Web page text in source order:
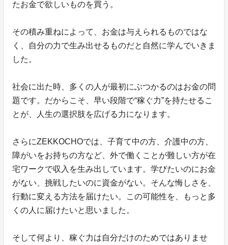
たお金で欲しいものを買う。
その積み重ねによって、お金は与えられるものではな
く、自分の力で生み出せるものだと自然に学んでいきま
した。
社会に出た時、多くの人が最初にぶつかるのはお金の問
題です。だからこそ、早い段階で“稼ぐ力”を持たせるこ
とが、人生の選択肢を広げる力になります。
さらにZEKKOCHOでは、子育て中の方、介護中の方、
障がいをお持ちの方など、外で働くことが難しい方が在
宅ワークで収入を生み出しています。学びたいのにお金
がない、挑戦したいのに資金がない。そんな悔しさを、
行動に変える方法を届けたい。この可能性を、もっと多
くの人に届けたいと思いました。
そして何より、稼ぐ力は自分だけのためではありませ